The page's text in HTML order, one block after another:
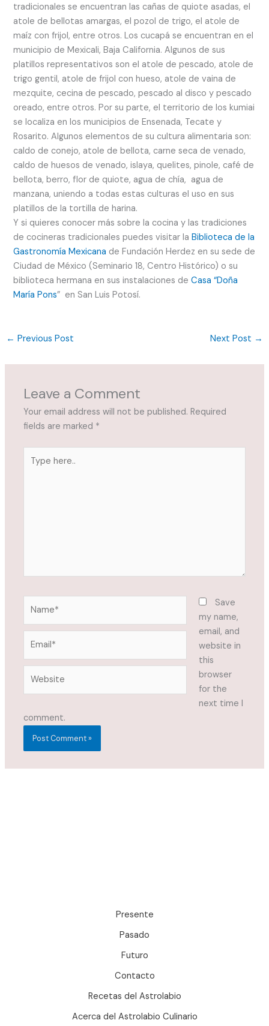
tradicionales se encuentran las cañas de quiote asadas, el
atole de bellotas amargas, el pozol de trigo, el atole de
maíz con frijol, entre otros. Los cucapá se encuentran en el
municipio de Mexicali, Baja California. Algunos de sus
platillos representativos son el atole de pescado, atole de
trigo gentil, atole de frijol con hueso, atole de vaina de
mezquite, cecina de pescado, pescado al disco y pescado
oreado, entre otros. Por su parte, el territorio de los kumiai
se localiza en los municipios de Ensenada, Tecate y
Rosarito. Algunos elementos de su cultura alimentaria son:
caldo de conejo, atole de bellota, carne seca de venado,
caldo de huesos de venado, islaya, quelites, pinole, café de
bellota, berro, flor de quiote, agua de chía, agua de
manzana, uniendo a todas estas culturas el uso en sus
platillos de la tortilla de harina.
Y si quieres conocer más sobre la cocina y las tradiciones
de cocineras tradicionales puedes visitar laBiblioteca de la
Gastronomía Mexicana de Fundación Herdez en su sede de
Ciudad de México (Seminario 18, Centro Histórico) o su
biblioteca hermana en sus instalaciones deCasa “Doña
María Pons” en San Luis Potosí.
← Previous Post Next Post →
Leave a Comment
Your email address will not be published. Required
fields are marked *
here..
Save
my name,
email, and
website in
this
browser
for the
next time I
comment.
Presente
Pasado
Futuro
Contacto
Recetas del Astrolabio
Acerca del Astrolabio Culinario